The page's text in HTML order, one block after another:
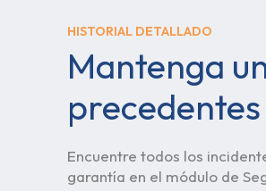
HISTORIAL DETALLADO
Mantenga
precedentes
Encuentre todos los
garantía en el módulo de